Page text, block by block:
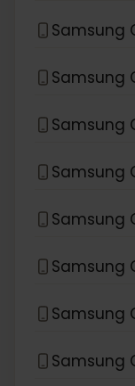
Samsung
Samsung
Samsung
Samsung
Samsung
Samsung
Samsung
Samsung